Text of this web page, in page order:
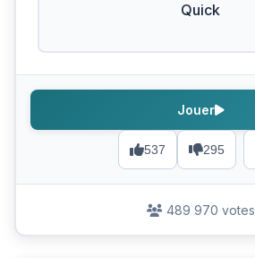
Quick
537 295
Jouer
489 970 votes